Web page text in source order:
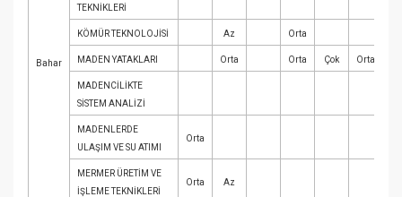
Bahar
TEKNİKLERİ
KÖMÜR TEKNOLOJİSİ Az Orta
MADEN YATAKLARI Orta Orta Çok Orta
MADENCİLİKTE
SİSTEM ANALİZİ
MADENLERDE
ULAŞIM VE SU ATIMI
Orta
MERMER ÜRETİM VE
İŞLEME TEKNİKLERİ
Orta Az